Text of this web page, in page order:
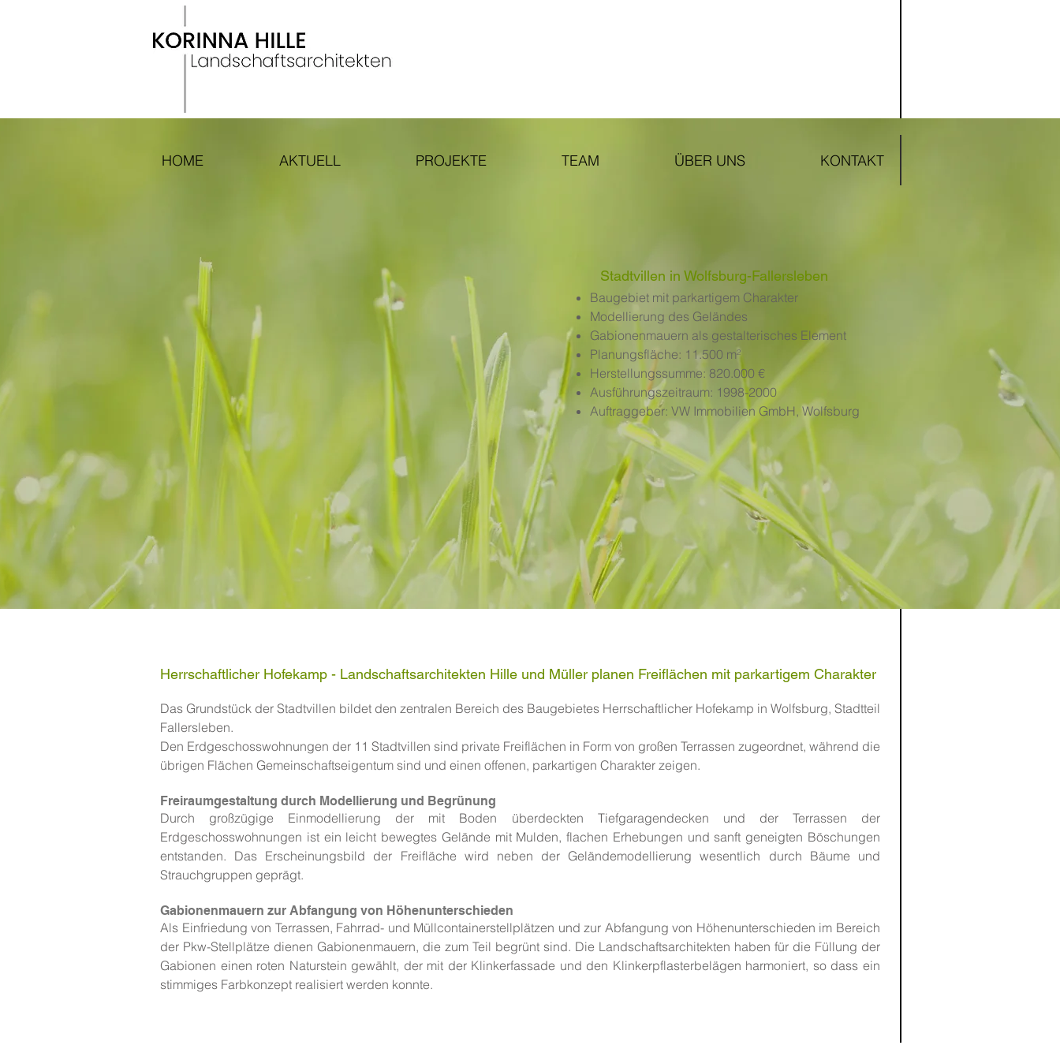
Herrschaftlicher Hofekamp - Landschaftsarchitekten Hille und Müller planen Freiflächen mit parkartigem Charakter
Das Grundstück der Stadtvillen bildet den zentralen Bereich des Baugebietes Herrschaftlicher Hofekamp in Wolfsburg, Stadtteil
Fallersleben.
Den Erdgeschosswohnungen der 11 Stadtvillen sind private Freiflächen in Form von großen Terrassen zugeordnet, während die
übrigen Flächen Gemeinschaftseigentum sind und einen offenen, parkartigen Charakter zeigen.
Freiraumgestaltung durch Modellierung und Begrünung
Durch großzügige Einmodellierung der mit Boden überdeckten Tiefgaragendecken und der Terrassen der
Erdgeschosswohnungen ist ein leicht bewegtes Gelände mit Mulden, flachen Erhebungen und sanft geneigten Böschungen
entstanden. Das Erscheinungsbild der Freifläche wird neben der Geländemodellierung wesentlich durch Bäume und
Strauchgruppen geprägt.
Gabionenmauern zur Abfangung von Höhenunterschieden
Als Einfriedung von Terrassen, Fahrrad- und Müllcontainerstellplätzen und zur Abfangung von Höhenunterschieden im Bereich
der Pkw-Stellplätze dienen Gabionenmauern, die zum Teil begrünt sind. Die Landschaftsarchitekten haben für die Füllung der
Gabionen einen roten Naturstein gewählt, der mit der Klinkerfassade und den Klinkerpflasterbelägen harmoniert, so dass ein
stimmiges Farbkonzept realisiert werden konnte.
Stadtvillen in Wolfsburg-Fallersleben
Baugebiet mit parkartigem Charakter
Modellierung des Geländes
Gabionenmauern als gestalterisches Element
Planungsfläche: 11.500 m²
Herstellungssumme: 820.000 €
Ausführungszeitraum: 1998-2000
Auftraggeber: VW Immobilien GmbH, Wolfsburg
HOME AKTUELL PROJEKTE TEAM ÜBER UNS KONTAKT